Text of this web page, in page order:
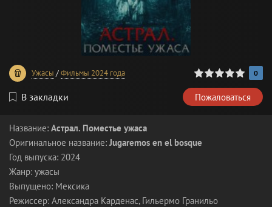
Ужасы /Фильмы 2024 года
0 0
В закладки Пожаловаться
Название: Астрал. Поместье ужаса
Оригинальное название:Jugaremos en el bosque
Год выпуска: 2024
Жанр: ужасы
Выпущено: Мексика
Режиссер: Александра Карденас, Гильермо Гранильо